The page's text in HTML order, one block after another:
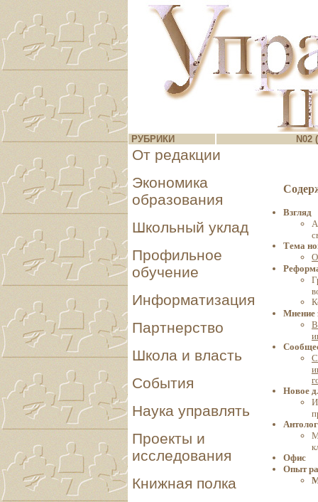
РУБРИКИ N02
От редакции
Экономика
образования
Школьный уклад
Профильное
обучение
Информатизация
Партнерство
Школа и власть
События
Наука управлять
Проекты и
исследования
Книжная полка
Взгляд
Тема
Мнение
Новое
Офис
Опыт